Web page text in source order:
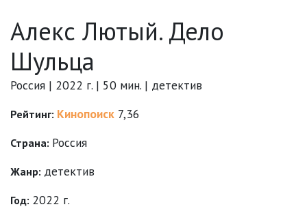
Алекс Лютый. Дело
Шульца
Россия | 2022 г. | 50 мин. | детектив
Рейтинг: Кинопоиск 7,36
Страна: Россия
Жанр: детектив
Год: 2022 г.